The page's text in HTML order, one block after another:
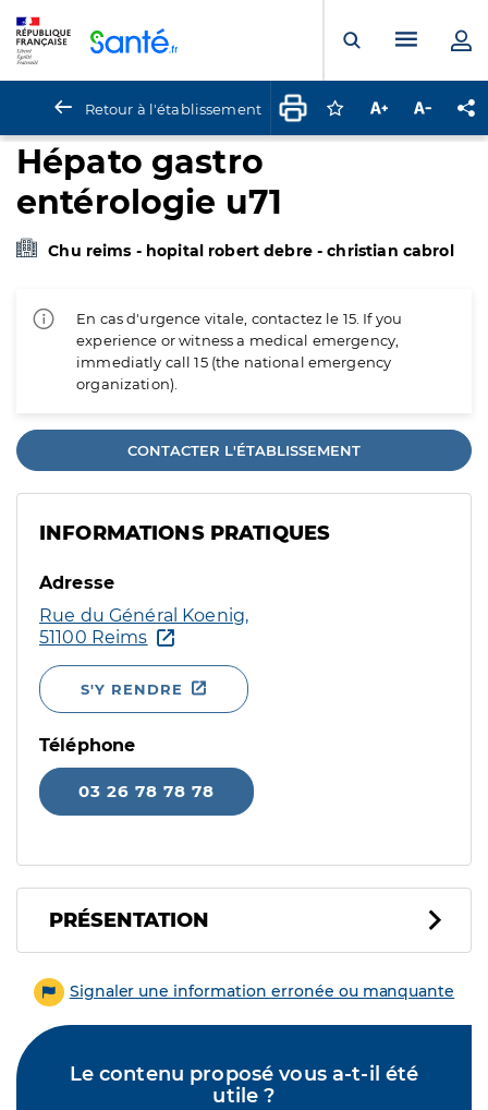
Ouvrir laMenu
Retour à l'établissement Connectez-vous
Augmenter la
Hépato gastro
entérologie u71
Chu reims - hopital robert debre - christian cabrol
En cas d'urgence vitale, contactez le 15. If you
experience or witness a medical emergency,
immediatly call 15 (the national emergency
organization).
CONTACTER L'ÉTABLISSEMENT
INFORMATIONS PRATIQUES
Adresse
Rue du Général Koenig,
51100 Reims
S'Y RENDRE
Téléphone
03 26 78 78 78
PRÉSENTATION
Signaler une information erronée ou manquante
Le contenu proposé vous a-t-il été
utile ?